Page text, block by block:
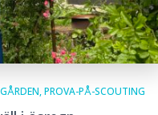
PROVA-PÅ-SCOUTING